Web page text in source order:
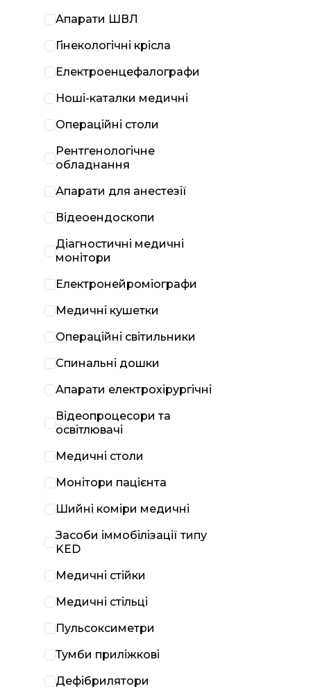
Апарати ШВЛ
Гінекологічні крісла
Електроенцефалографи
Ноші-каталки медичні
Операційні столи
Рентгенологічне
обладнання
Апарати для анестезії
Відеоендоскопи
Діагностичні медичні
монітори
Електронейроміографи
Медичні кушетки
Операційні світильники
Спинальні дошки
Апарати електрохірургічні
Відеопроцесори та
освітлювачі
Медичні столи
Монітори пацієнта
Шийні коміри медичні
Засоби іммобілізації типу
KED
Медичні стійки
Медичні стільці
Пульсоксиметри
Тумби приліжкові
Дефібрилятори